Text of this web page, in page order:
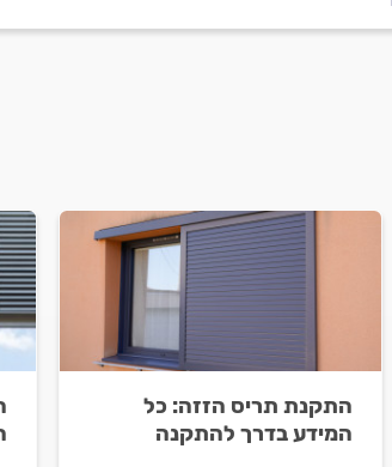
התקנת תריס הזזה: כל
המידע בדרך להתקנה